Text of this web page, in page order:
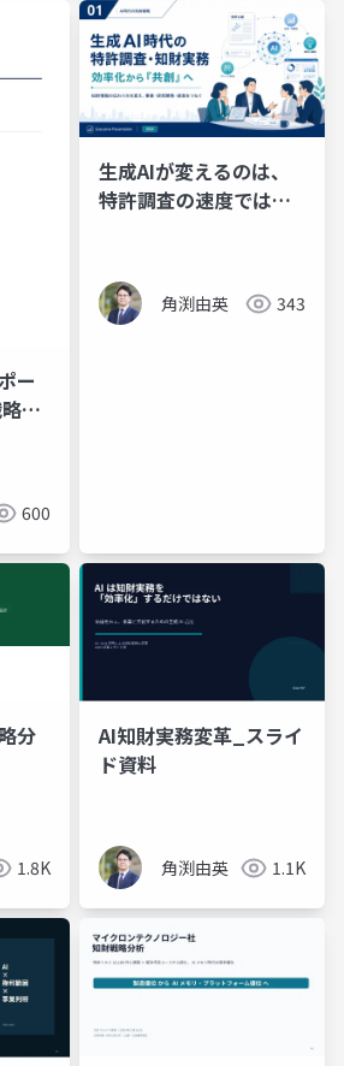
ー
分
600
生成AIが変えるのは、
特許調査の速度ではな
角渕由英 343
分
1.8K
AI知財実務変革_スライ
ド資料
角渕由英 1.1K